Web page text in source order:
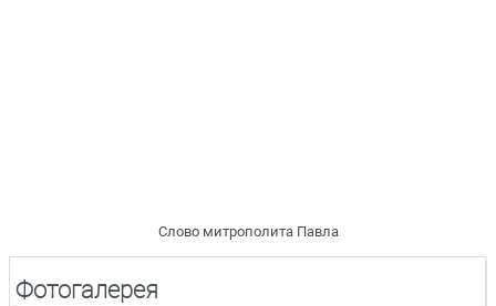
Слово митрополита Павла
Фотогалерея